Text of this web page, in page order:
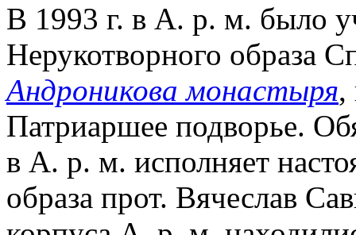
В 1993 г. в А. р. м. было
Нерукотворного образа
Андроникова монастыря,
Патриаршее подворье.
в А. р. м. исполняет
образа прот. Вячеслав